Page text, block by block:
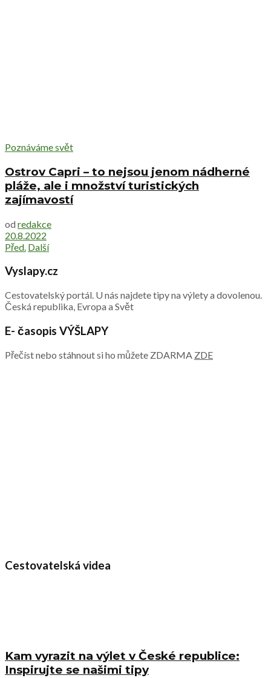
Poznáváme svět
Ostrov Capri – to nejsou jenom nádherné
pláže, ale i množství turistických
zajímavostí
od redakce
20.8.2022
Před. Další
Vyslapy.cz
Cestovatelský portál. U nás najdete tipy na výlety a dovolenou.
Česká republika, Evropa a Svět
E- časopis VÝŠLAPY
Přečíst nebo stáhnout si ho můžete ZDARMA ZDE
Cestovatelská videa
Kam vyrazit na výlet v České republice:
Inspirujte se našimi tipy